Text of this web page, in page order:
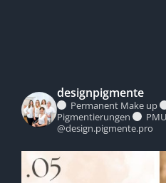
designpigmente
Permanent Make up
Pigmentierungen
@design.pigmente.pro